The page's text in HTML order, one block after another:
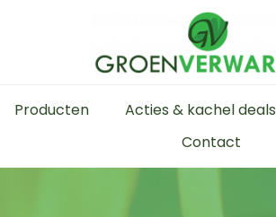
Producten Acties & kachel deals
Contact